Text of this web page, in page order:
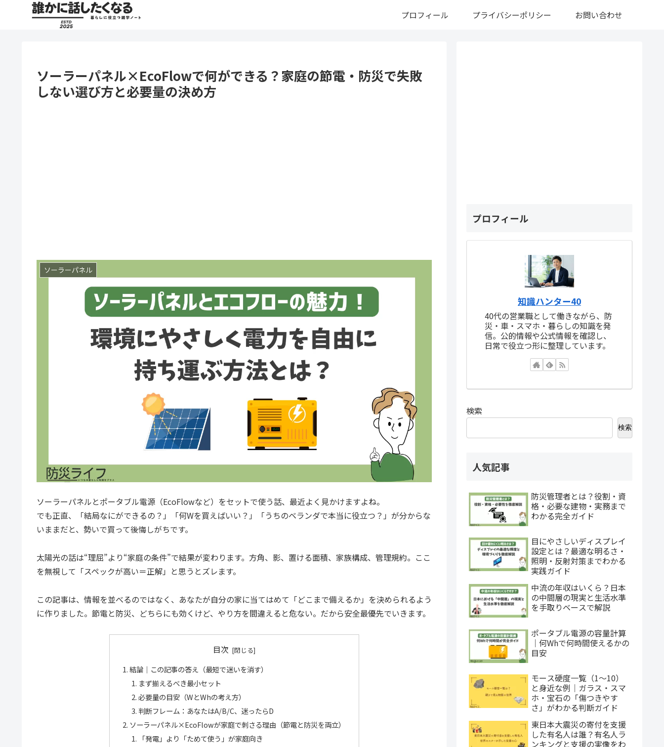
プロフィール プライバシーポリシー お問い合わせ
ソーラーパネル×EcoFlowで何ができる？家庭の節電・防災で失敗
しない選び方と必要量の決め方
ソーラーパネル
ソーラーパネルとポータブル電源（EcoFlowなど）をセットで使う話、最近よく見かけますよね。
でも正直、「結局なにができるの？」「何Wを買えばいい？」「うちのベランダで本当に役立つ？」が分からな
いままだと、勢いで買って後悔しがちです。
太陽光の話は“理屈”より“家庭の条件”で結果が変わります。方角、影、置ける面積、家族構成、管理規約。ここ
を無視して「スペックが高い＝正解」と思うとズレます。
この記事は、情報を並べるのではなく、あなたが自分の家に当てはめて「どこまで備えるか」を決められるよう
に作りました。節電と防災、どちらにも効くけど、やり方を間違えると危ない。だから安全最優先でいきます。
目次
結論｜この記事の答え（最短で迷いを消す）
まず揃えるべき最小セット
必要量の目安（WとWhの考え方）
判断フレーム：あなたはA/B/C、迷ったらD
ソーラーパネル×EcoFlowが家庭で刺さる理由（節電と防災を両立）
「発電」より「ためて使う」が家庭向き
プロフィール
知識ハンター40
40代の営業職として働きながら、防
災・車・スマホ・暮らしの知識を発
信。公的情報や公式情報を確認し、
日常で役立つ形に整理しています。
検索
検索
人気記事
防災管理者とは？役割・資
格・必要な建物・実務まで
わかる完全ガイド
目にやさしいディスプレイ
設定とは？最適な明るさ・
照明・反射対策までわかる
実践ガイド
中流の年収はいくら？日本
の中間層の現実と生活水準
を手取りベースで解説
ポータブル電源の容量計算
｜何Whで何時間使えるかの
目安
モース硬度一覧（1〜10）
と身近な例｜ガラス・スマ
ホ・宝石の「傷つきやす
さ」がわかる判断ガイド
東日本大震災の寄付を支援
した有名人は誰？有名人ラ
ンキングと支援の実像をわ